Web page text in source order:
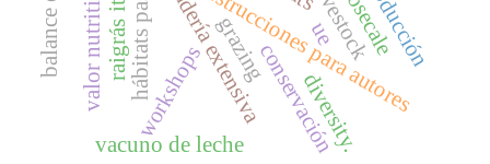
instrucciones para autores
conservación
ganadería extensiva
workshops
vacuno de leche
grazing
diversity.
ue
valor nutritivo